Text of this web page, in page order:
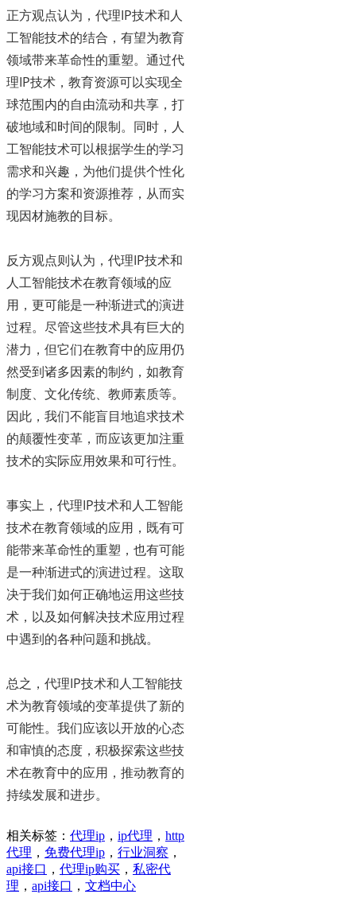
正方观点认为，代理IP技术和人
工智能技术的结合，有望为教育
领域带来革命性的重塑。通过代
理IP技术，教育资源可以实现全
球范围内的自由流动和共享，打
破地域和时间的限制。同时，人
工智能技术可以根据学生的学习
需求和兴趣，为他们提供个性化
的学习方案和资源推荐，从而实
现因材施教的目标。
反方观点则认为，代理IP技术和
人工智能技术在教育领域的应
用，更可能是一种渐进式的演进
过程。尽管这些技术具有巨大的
潜力，但它们在教育中的应用仍
然受到诸多因素的制约，如教育
制度、文化传统、教师素质等。
因此，我们不能盲目地追求技术
的颠覆性变革，而应该更加注重
技术的实际应用效果和可行性。
事实上，代理IP技术和人工智能
技术在教育领域的应用，既有可
能带来革命性的重塑，也有可能
是一种渐进式的演进过程。这取
决于我们如何正确地运用这些技
术，以及如何解决技术应用过程
中遇到的各种问题和挑战。
总之，代理IP技术和人工智能技
术为教育领域的变革提供了新的
可能性。我们应该以开放的心态
和审慎的态度，积极探索这些技
术在教育中的应用，推动教育的
持续发展和进步。
相关标签： 代理ip ， ip代理 ， http
代理 ， 免费代理ip ， 行业洞察 ，
api接口 ， 代理ip购买 ， 私密代
理 ， api接口 ， 文档中心